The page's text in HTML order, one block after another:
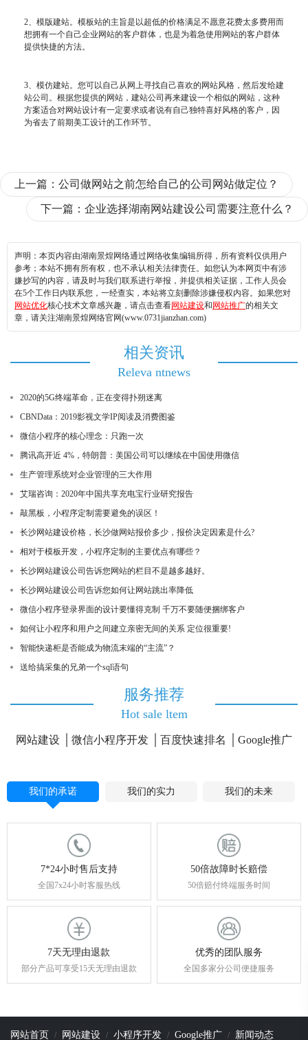
2、模版建站。模板站的主旨是以超低的价格满足不愿意花费太多费用而
想拥有一个自己企业网站的客户群体，也是为着急使用网站的客户群体
提供快捷的方法。
3、模仿建站。您可以自己从网上寻找自己喜欢的网站风格，然后发给建
站公司。根据您提供的网站，建站公司再来建设一个相似的网站，这种
方案适合对网站设计有一定要求或者说有自己独特喜好风格的客户，因
为省去了前期美工设计的工作环节。
上一篇： 公司做网站之前怎给自己的公司网站做定位？
下一篇： 企业选择湖南网站建设公司需要注意什么？
声明：本页内容由湖南景煌网络通过网络收集编辑所得，所有资料仅供用户
参考；本站不拥有所有权，也不承认相关法律责任。如您认为本网页中有涉
嫌抄写的内容，请及时与我们联系进行举报，并提供相关证据，工作人员会
在5个工作日内联系您，一经查实，本站将立刻删除涉嫌侵权内容。如果您对
网站优化核心技术文章感兴趣，请点击查看网站建设和 网站推广的相关文
章，请关注湖南景煌网络官网(www.0731jianzhan.com)
相关资讯
Releva ntnews
2020的5G终端革命，正在变得扑朔迷离
CBNData：2019影视文学IP阅读及消费图鉴
微信小程序的核心理念：只跑一次
腾讯高开近 4%，特朗普：美国公司可以继续在中国使用微信
生产管理系统对企业管理的三大作用
艾瑞咨询：2020年中国共享充电宝行业研究报告
敲黑板，小程序定制需要避免的误区！
长沙网站建设价格，长沙做网站报价多少，报价决定因素是什么?
相对于模板开发，小程序定制的主要优点有哪些？
长沙网站建设公司告诉您网站的栏目不是越多越好。
长沙网站建设公司告诉您如何让网站跳出率降低
微信小程序登录界面的设计要懂得克制 千万不要随便捆绑客户
如何让小程序和用户之间建立亲密无间的关系 定位很重要!
智能快递柜是否能成为物流末端的“主流”？
送给搞采集的兄弟一个sql语句
服务推荐
Hot sale ltem
网站建设 微信小程序开发 百度快速排名 Google推广
我们的承诺 我们的实力 我们的未来
7*24小时售后支持
全国7x24小时客服热线
50倍故障时长赔偿
50倍赔付终端服务时间
7天无理由退款
部分产品可享受15天无理由退款
优秀的团队服务
全国多家分公司便捷服务
网站首页 网站建设 小程序开发 Google推广 新闻动态